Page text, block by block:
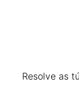
Resolve as